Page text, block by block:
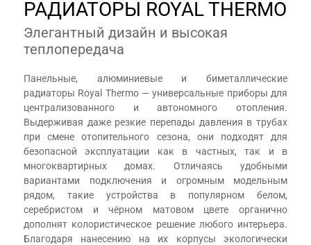
РАДИАТОРЫ ROYAL THERMO
Элегантный дизайн и высокая
теплопередача
Панельные, алюминиевые и биметаллические
радиаторы Royal Thermo — универсальные приборы для
централизованного и автономного отопления.
Выдерживая даже резкие перепады давления в трубах
при смене отопительного сезона, они подходят для
безопасной эксплуатации как в частных, так и в
многоквартирных домах. Отличаясь удобными
вариантами подключения и огромным модельным
рядом, такие устройства в популярном белом,
серебристом и чёрном матовом цвете органично
дополнят колористическое решение любого интерьера.
Благодаря нанесению на их корпусы экологически